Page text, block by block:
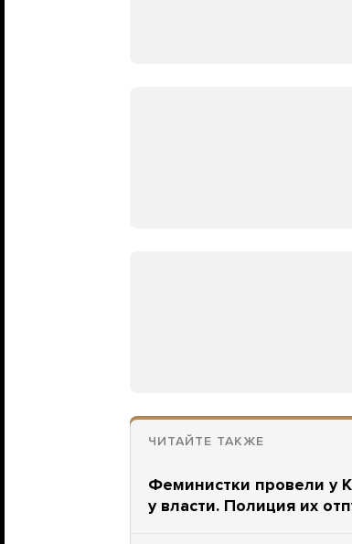
ЧИТАЙТЕ ТАКЖЕ
Феминистки провели у
у власти. Полиция их